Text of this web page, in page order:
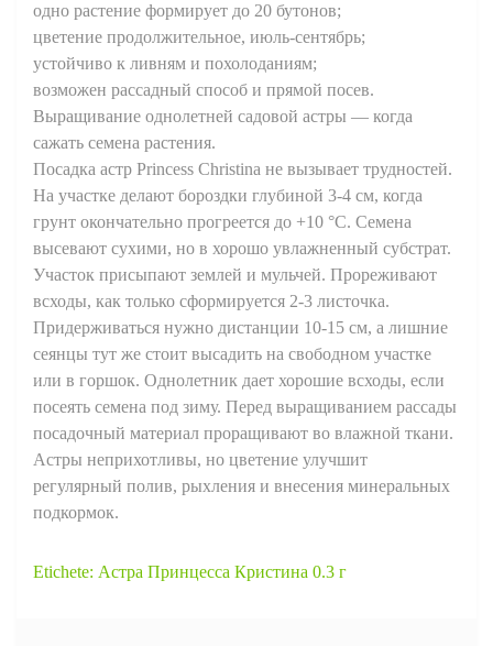
одно растение формирует до 20 бутонов;
цветение продолжительное, июль-сентябрь;
устойчиво к ливням и похолоданиям;
возможен рассадный способ и прямой посев.
Выращивание однолетней садовой астры — когда
сажать семена растения.
Посадка астр Princess Christina не вызывает трудностей.
На участке делают бороздки глубиной 3-4 см, когда
грунт окончательно прогреется до +10 °С. Семена
высевают сухими, но в хорошо увлажненный субстрат.
Участок присыпают землей и мульчей. Прореживают
всходы, как только сформируется 2-3 листочка.
Придерживаться нужно дистанции 10-15 см, а лишние
сеянцы тут же стоит высадить на свободном участке
или в горшок. Однолетник дает хорошие всходы, если
посеять семена под зиму. Перед выращиванием рассады
посадочный материал проращивают во влажной ткани.
Астры неприхотливы, но цветение улучшит
регулярный полив, рыхления и внесения минеральных
подкормок.
Etichete: Астра Принцесса Кристина 0.3 г